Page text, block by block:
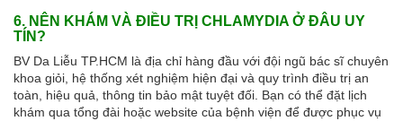
6. NÊN KHÁM VÀ ĐIỀU TRỊ CHLAMYDIA Ở ĐÂU UY
TÍN?
BV Da Liễu TP.HCM là địa chỉ hàng đầu với đội ngũ bác sĩ chuyên
khoa giỏi, hệ thống xét nghiệm hiện đại và quy trình điều trị an
toàn, hiệu quả, thông tin bảo mật tuyệt đối. Bạn có thể đặt lịch
khám qua tổng đài hoặc website của bệnh viện để được phục vụ